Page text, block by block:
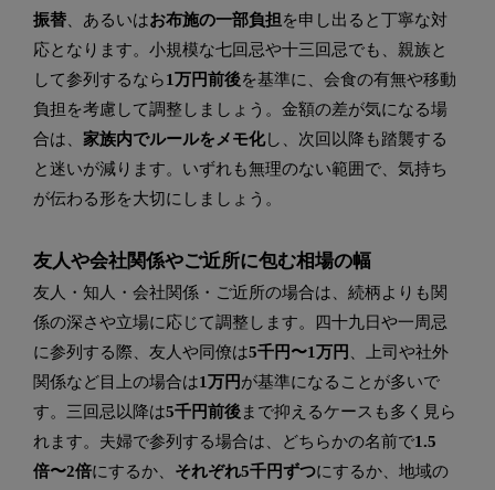
振替 、あるいはお布施の一部負担を申し出ると丁寧な対
応となります。小規模な七回忌や十三回忌でも、親族と
して参列するなら1万円前後を基準に、会食の有無や移動
負担を考慮して調整しましょう。金額の差が気になる場
合は、 家族内でルールをメモ化し、次回以降も踏襲する
と迷いが減ります。いずれも無理のない範囲で、気持ち
が伝わる形を大切にしましょう。
友人や会社関係やご近所に包む相場の幅
友人・知人・会社関係・ご近所の場合は、続柄よりも関
係の深さや立場に応じて調整します。四十九日や一周忌
に参列する際、友人や同僚は5千円〜1万円
、上司や社外
関係など目上の場合は1万円 が基準になることが多いで
す。三回忌以降は5千円前後まで抑えるケースも多く見ら
れます。夫婦で参列する場合は、どちらかの名前で1.5
倍〜2倍にするか、 それぞれ5千円ずつにするか、地域の